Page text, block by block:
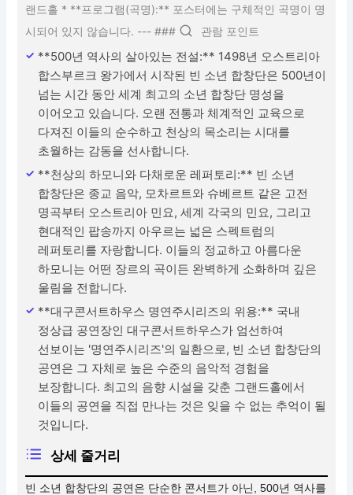
랜드홀 * **프로그램(곡명):** 포스터에는 구체적인 곡명이 명
시되어 있지 않습니다. --- ###
관람 포인트
**500년 역사의 살아있는 전설:** 1498년 오스트리아
합스부르크 왕가에서 시작된 빈 소년 합창단은 500년이
넘는 시간 동안 세계 최고의 소년 합창단 명성을
이어오고 있습니다. 오랜 전통과 체계적인 교육으로
다져진 이들의 순수하고 천상의 목소리는 시대를
초월하는 감동을 선사합니다.
**천상의 하모니와 다채로운 레퍼토리:** 빈 소년
합창단은 종교 음악, 모차르트와 슈베르트 같은 고전
명곡부터 오스트리아 민요, 세계 각국의 민요, 그리고
현대적인 팝송까지 아우르는 넓은 스펙트럼의
레퍼토리를 자랑합니다. 이들의 정교하고 아름다운
하모니는 어떤 장르의 곡이든 완벽하게 소화하며 깊은
울림을 전합니다.
**대구콘서트하우스 명연주시리즈의 위용:** 국내
정상급 공연장인 대구콘서트하우스가 엄선하여
선보이는 '명연주시리즈'의 일환으로, 빈 소년 합창단의
공연은 그 자체로 높은 수준의 음악적 경험을
보장합니다. 최고의 음향 시설을 갖춘 그랜드홀에서
이들의 공연을 직접 만나는 것은 잊을 수 없는 추억이 될
것입니다.
상세 줄거리
빈 소년 합창단의 공연은 단순한 콘서트가 아닌, 500년 역사를